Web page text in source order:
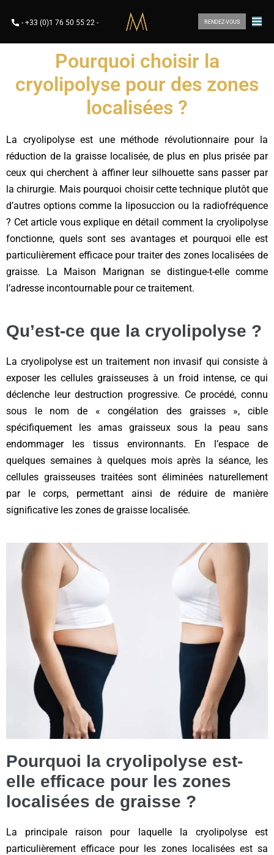
- +33 (0)1 76 50 55 22 - RENDEZ-VOUS
Pourquoi choisir la
cryolipolyse pour des zones
localisées ?
La cryolipolyse est une méthode révolutionnaire pour la
réduction de la graisse localisée, de plus en plus prisée par
ceux qui cherchent à affiner leur silhouette sans passer par
la chirurgie. Mais pourquoi choisir cette technique plutôt que
d’autres options comme la liposuccion ou la radiofréquence
? Cet article vous explique en détail comment la cryolipolyse
fonctionne, quels sont ses avantages et pourquoi elle est
particulièrement efficace pour traiter des zones localisées de
graisse. La Maison Marignan se distingue-t-elle comme
l’adresse incontournable pour ce traitement.
Qu’est-ce que la cryolipolyse ?
La cryolipolyse est un traitement non invasif qui consiste à
exposer les cellules graisseuses à un froid intense, ce qui
déclenche leur destruction progressive. Ce procédé, connu
sous le nom de « congélation des graisses », cible
spécifiquement les amas graisseux sous la peau sans
endommager les tissus environnants. En l’espace de
quelques semaines à quelques mois après la séance, les
cellules graisseuses traitées sont éliminées naturellement
par le corps, permettant ainsi de réduire de manière
significative les zones de graisse localisée.
Pourquoi la cryolipolyse est-
elle efficace pour les zones
localisées de graisse ?
La principale raison pour laquelle la cryolipolyse est
particulièrement efficace pour les zones localisées est sa